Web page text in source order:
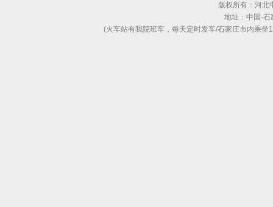
版权所有：河北
地址：中国·
(火车站有我院班车，每天定时发车/石家庄市内乘